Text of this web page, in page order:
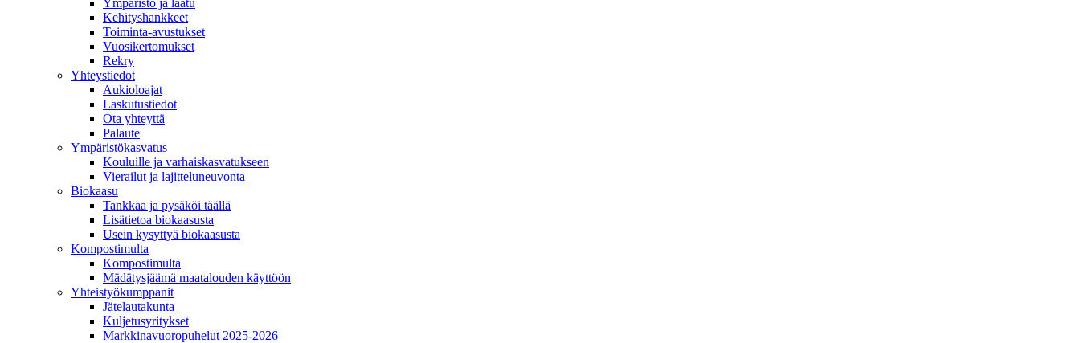
Ympäristö ja laatu
Kehityshankkeet
Toiminta-avustukset
Vuosikertomukset
Rekry
Yhteystiedot
Aukioloajat
Laskutustiedot
Ota yhteyttä
Palaute
Ympäristökasvatus
Kouluille ja varhaiskasvatukseen
Vierailut ja lajitteluneuvonta
Biokaasu
Tankkaa ja pysäköi täällä
Lisätietoa biokaasusta
Usein kysyttyä biokaasusta
Kompostimulta
Kompostimulta
Mädätysjäämä maatalouden käyttöön
Yhteistyökumppanit
Jätelautakunta
Kuljetusyritykset
Markkinavuoropuhelut 2025-2026